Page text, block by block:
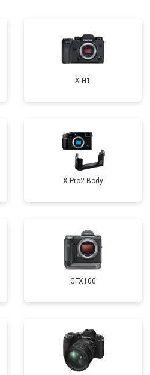
X-H1
X-Pro2 Body
GFX100